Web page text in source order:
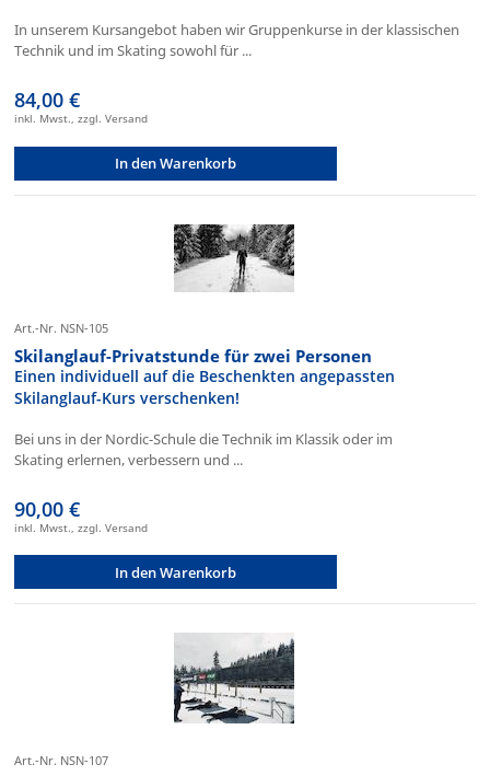
In unserem Kursangebot haben wir Gruppenkurse in der klassischen
Technik und im Skating sowohl für ...
84,00 €
inkl. Mwst., zzgl. Versand
In den Warenkorb
Art.-Nr. NSN-105
Skilanglauf-Privatstunde für zwei Personen
Einen individuell auf die Beschenkten angepassten
Skilanglauf-Kurs verschenken!
Bei uns in der Nordic-Schule die Technik im Klassik oder im
Skating erlernen, verbessern und ...
90,00 €
inkl. Mwst., zzgl. Versand
In den Warenkorb
Art.-Nr. NSN-107